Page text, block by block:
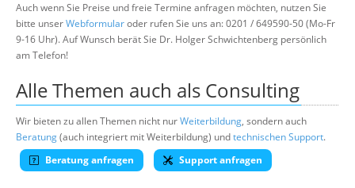
Auch wenn Sie Preise und freie Termine anfragen möchten, nutzen Sie
bitte unserWebformularoder rufen Sie uns an: 0201 / 649590-50 (Mo-Fr
9-16 Uhr). Auf Wunsch berät Sie Dr. Holger Schwichtenberg persönlich
am Telefon!
Alle Themen auch als Consulting
Wir bieten zu allen Themen nicht nurWeiterbildung, sondern auch
Beratung(auch integriert mit Weiterbildung) undtechnischen Support.
Beratung anfragen
Support anfragen